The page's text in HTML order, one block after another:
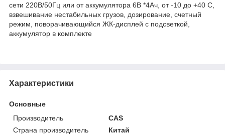
сети 220В/50Гц или от аккумулятора 6В *4Ач, от -10 до +40 C,
взвешивание нестабильных грузов, дозирование, счетный
режим, поворачивающийся ЖК-дисплей с подсветкой,
аккумулятор в комплекте
Характеристики
Основные
Производитель
CAS
Страна производитель
Китай